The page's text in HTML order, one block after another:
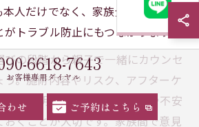
人だけでなく、家族全体で納得で
トラブル防止にもつながります。
の段階から親子で一緒にカウンセ
う。施術内容やリスク、アフターケ
り説明してもらい、不明点や不安
くことが大切です。家族間で意見
6618-7643
お客様専用ダイヤル
わせ ご予約はこちら